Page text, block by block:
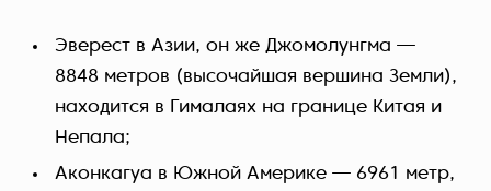
Эверест в Азии, он же Джомолунгма —
8848 метров (высочайшая вершина Земли),
находится в Гималаях на границе Китая и
Непала;
Аконкагуа в Южной Америке — 6961 метр,